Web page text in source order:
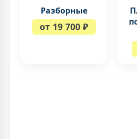
Разборные
от 19 700 ₽